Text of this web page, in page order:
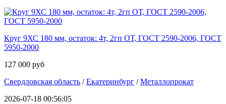
Круг 9ХС 180 мм, остаток: 4т, 2гп ОТ, ГОСТ 2590-2006, ГОСТ
5950-2000
127 000 руб
Свердловская область /Екатеринбург /Металлопрокат
2026-07-18 00:56:05